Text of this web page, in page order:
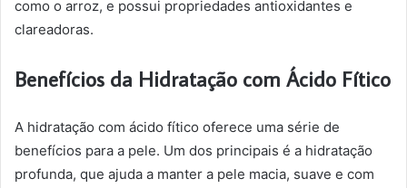
como o arroz, e possui propriedades antioxidantes e
clareadoras.
Benefícios da Hidratação com Ácido Fítico
A hidratação com ácido fítico oferece uma série de
benefícios para a pele. Um dos principais é a hidratação
profunda, que ajuda a manter a pele macia, suave e com